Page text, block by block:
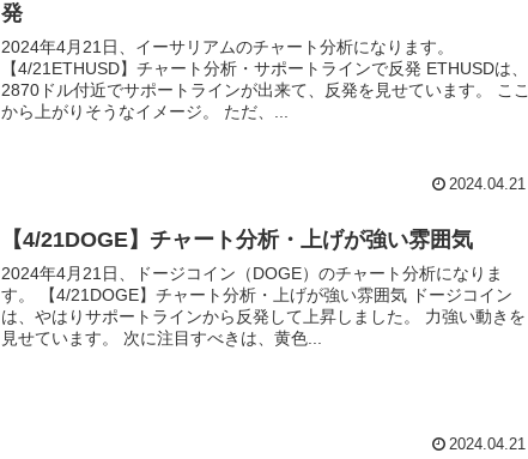
発
2024年4月21日、イーサリアムのチャート分析になります。
【4/21ETHUSD】チャート分析・サポートラインで反発 ETHUSDは、
2870ドル付近でサポートラインが出来て、反発を見せています。 ここ
から上がりそうなイメージ。 ただ、...
2024.04.21
【4/21DOGE】チャート分析・上げが強い雰囲気
2024年4月21日、ドージコイン（DOGE）のチャート分析になりま
す。 【4/21DOGE】チャート分析・上げが強い雰囲気 ドージコイン
は、やはりサポートラインから反発して上昇しました。 力強い動きを
見せています。 次に注目すべきは、黄色...
2024.04.21